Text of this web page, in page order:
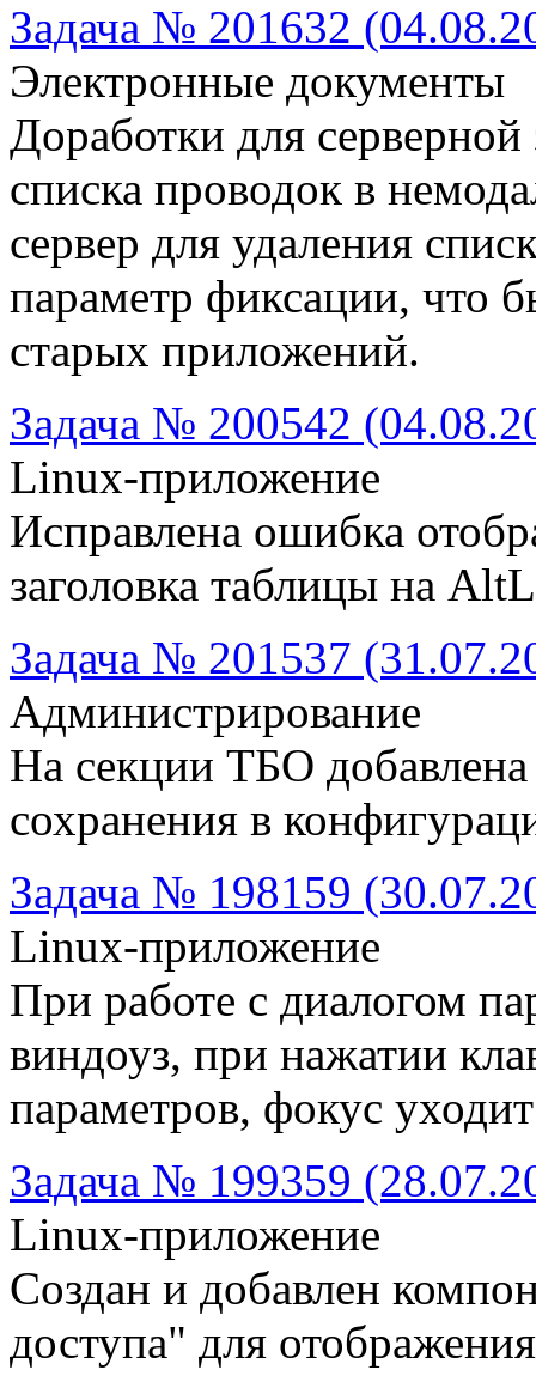
Задача № 201632
Электронные документы
Доработки для
списка проводок в
сервер для удаления
параметр фиксации, что
старых приложений.
Задача № 200542
Linux-приложение
Исправлена ошибка
заголовка таблицы на
Задача № 201537
Администрирование
На секции ТБО добавлена
сохранения в
Задача № 198159
Linux-приложение
При работе с диалогом
виндоуз, при нажатии
параметров, фокус
Задача № 199359
Linux-приложение
Создан и добавлен
доступа" для